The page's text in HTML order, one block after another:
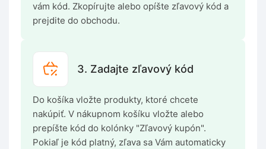
vám kód. Zkopírujte alebo opíšte zľavový kód a
prejdite do obchodu.
3. Zadajte zľavový kód
Do košíka vložte produkty, ktoré chcete
nakúpiť. V nákupnom košíku vložte alebo
prepíšte kód do kolónky "Zľavový kupón".
Pokiaľ je kód platný, zľava sa Vám automaticky